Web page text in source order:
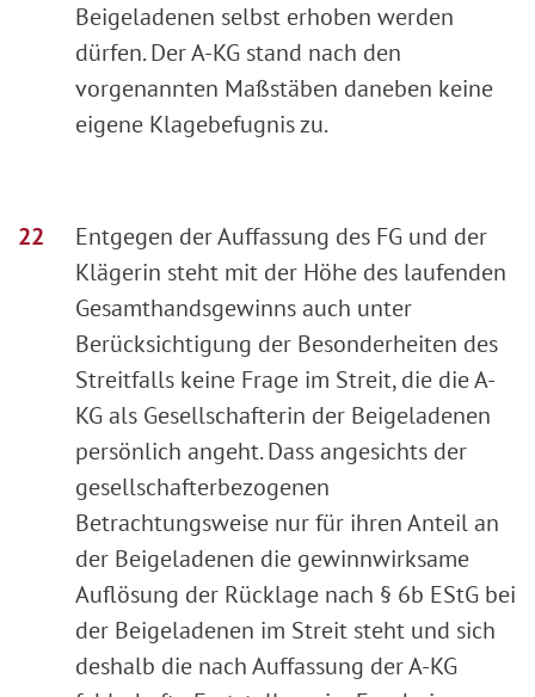
Beigeladenen selbst erhoben werden
dürfen. Der A-KG stand nach den
vorgenannten Maßstäben daneben keine
eigene Klagebefugnis zu.
Entgegen der Auffassung des FG und der
Klägerin steht mit der Höhe des laufenden
Gesamthandsgewinns auch unter
Berücksichtigung der Besonderheiten des
Streitfalls keine Frage im Streit, die die A-
KG als Gesellschafterin der Beigeladenen
persönlich angeht. Dass angesichts der
gesellschafterbezogenen
Betrachtungsweise nur für ihren Anteil an
der Beigeladenen die gewinnwirksame
Auflösung der Rücklage nach § 6b EStG bei
der Beigeladenen im Streit steht und sich
deshalb die nach Auffassung der A-KG